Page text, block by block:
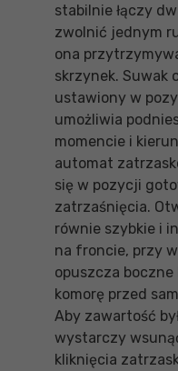
stabilnie łączy
zwolnić jednym
ona
skrzynek. Suwak
ustawiony w
umożliwia
momencie i
automat
się w pozycji
zatrzaśnięcia.
równie szybkie i
na froncie, przy
opuszcza
komorę przed
Aby zawartość
wystarczy
kliknięcia